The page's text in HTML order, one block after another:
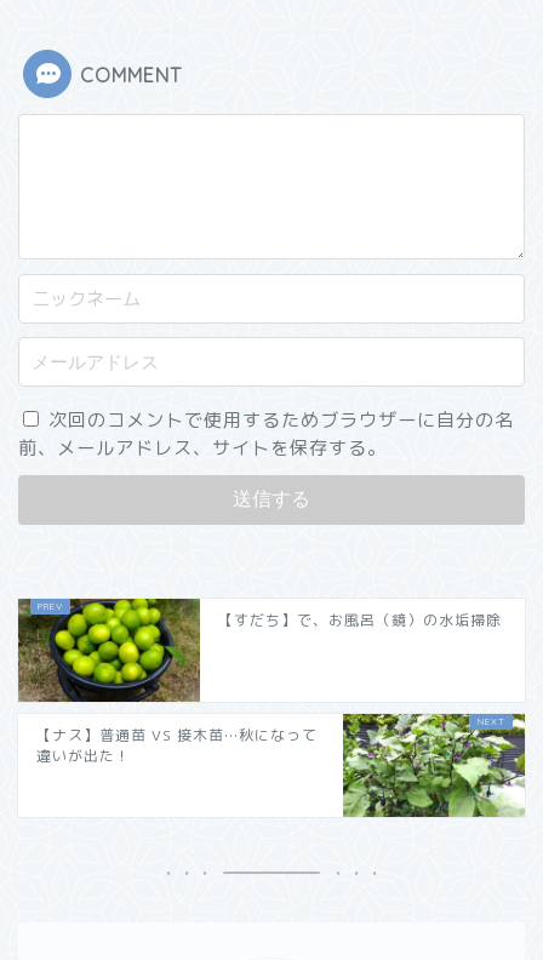
COMMENT
次回のコメントで使用するためブラウザーに自分の名
前、メールアドレス、サイトを保存する。
【すだち】で、お風呂（鏡）の水垢掃除
【ナス】普通苗 VS 接木苗…秋になって
違いが出た！